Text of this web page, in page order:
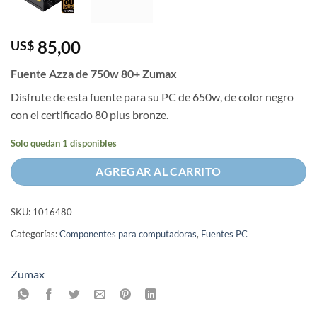
US$ 85,00
Fuente Azza de 750w 80+ Zumax
Disfrute de esta fuente para su PC de 650w, de color negro
con el certificado 80 plus bronze.
Solo quedan 1 disponibles
AGREGAR AL CARRITO
SKU: 1016480
Categorías:Componentes para computadoras, Fuentes PC
Zumax